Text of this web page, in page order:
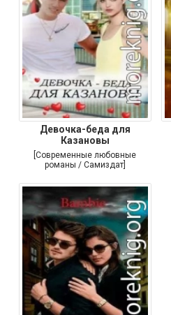
Девочка-беда для
Казановы
[Современные любовные
романы / Самиздат]